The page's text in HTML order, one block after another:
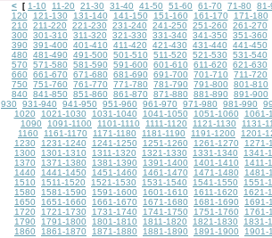
< [ 1-10 11-20 21-30 31-40 41-50 51-60 61-70 71-80
81-
120
121-130 131-140 141-150 151-160 161-170
171-180
210
211-220 221-230 231-240 241-250 251-260
261-270
300
301-310 311-320 321-330 331-340 341-350
351-360
390
391-400 401-410 411-420 421-430 431-440
441-450
480
481-490 491-500 501-510 511-520 521-530
531-540
570
571-580 581-590 591-600 601-610 611-620
621-630
660
661-670 671-680 681-690 691-700 701-710
711-720
750
751-760 761-770 771-780 781-790 791-800
801-810
840
841-850 851-860 861-870 871-880 881-890
891-900
930
931-940 941-950 951-960 961-970 971-980 981-990
1020
1021-1030 1031-1040 1041-1050 1051-1060
1061-
1090
1091-1100 1101-1110 1111-1120 1121-1130
1131-
1160
1161-1170 1171-1180 1181-1190 1191-1200
1201-
1230
1231-1240 1241-1250 1251-1260 1261-1270
1271-
1300
1301-1310 1311-1320 1321-1330 1331-1340
1341-
1370
1371-1380 1381-1390 1391-1400 1401-1410
1411-
1440
1441-1450 1451-1460 1461-1470 1471-1480
1481-
1510
1511-1520 1521-1530 1531-1540 1541-1550
1551-
1580
1581-1590 1591-1600 1601-1610 1611-1620
1621-
1650
1651-1660 1661-1670 1671-1680 1681-1690
1691-
1720
1721-1730 1731-1740 1741-1750 1751-1760
1761-
1790
1791-1800 1801-1810 1811-1820 1821-1830
1831-
1860
1861-1870 1871-1880 1881-1890 1891-1900
1901-